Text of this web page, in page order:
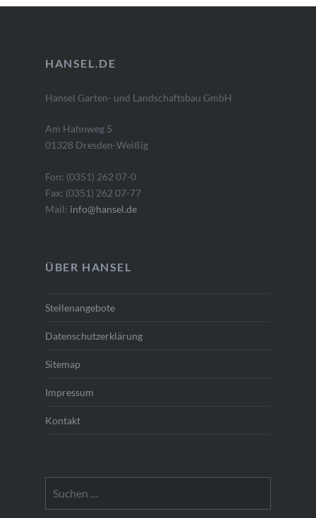
HANSEL.DE
Hansel Garten- und Landschaftsbau GmbH
Am Hahnweg 5
01328 Dresden-Weißig
Fon: (0351) 262 07-0
Fax: (0351) 262 07-77
Mail: info@hansel.de
ÜBER HANSEL
Stellenangebote
Datenschutzerklärung
Sitemap
Impressum
Kontakt
nach: